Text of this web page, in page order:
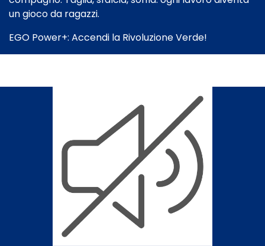
un gioco da ragazzi.
EGO Power+: Accendi la Rivoluzione Verde!